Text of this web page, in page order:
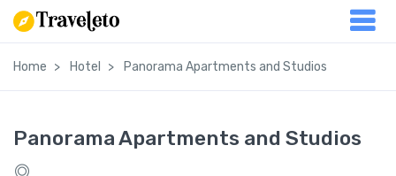
Home Hotel Panorama Apartments and Studios
Panorama Apartments and Studios